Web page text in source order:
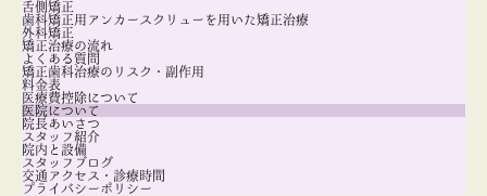
舌側矯正
歯科矯正用アンカースクリューを用いた矯正治療
外科矯正
矯正治療の流れ
よくある質問
矯正歯科治療のリスク・副作用
料金表
医療費控除について
医院について
院長あいさつ
スタッフ紹介
院内と設備
スタッフブログ
交通アクセス・診療時間
プライバシーポリシー